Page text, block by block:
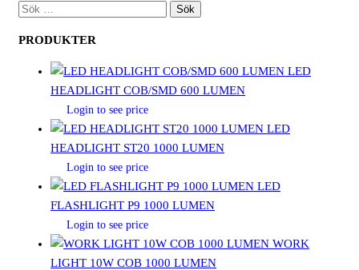
SÖK
PRODUKTER
LED
HEADLIGHT COB/SMD 600 LUMEN
Login to see price
LED
HEADLIGHT ST20 1000 LUMEN
Login to see price
LED
FLASHLIGHT P9 1000 LUMEN
Login to see price
WORK
LIGHT 10W COB 1000 LUMEN